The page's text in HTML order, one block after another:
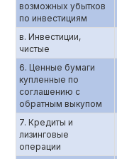
возможных убытков
по инвестициям
в. Инвестиции,
чистые
6. Ценные бумаги
купленные по
соглашению c
обратным выкупом
7. Кредиты и
лизинговые
операции